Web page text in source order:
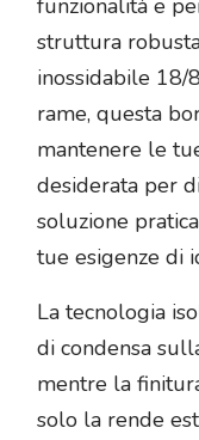
funzionalità e
struttura
inossidabile 18/
rame, questa
mantenere le
desiderata per
soluzione
tue esigenze di
La tecnologia
di condensa
mentre la
solo la rende